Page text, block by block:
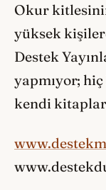
Okur
yüksek
Destek
yapmıyor;
kendi